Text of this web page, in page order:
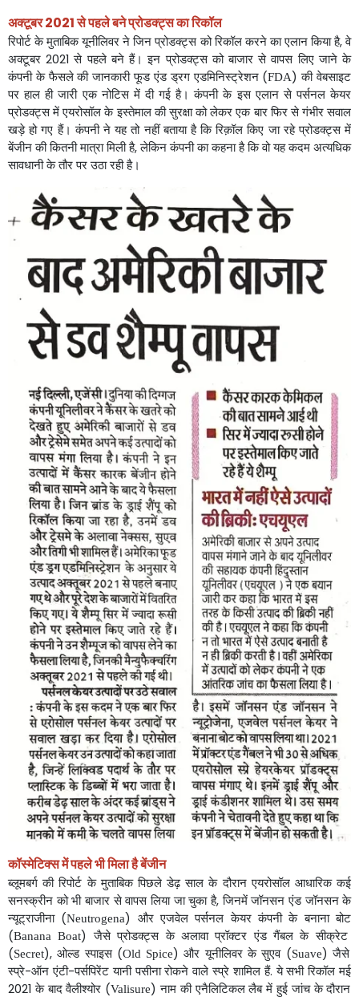
अक्टूबर2021सेपहलेबनेप्रोडक्ट्सकारिकॉल
रिपोर्ट के मुताबिक यूनीलिवर ने जिन प्रोडक्ट्स को रिकॉल करने का एलान किया है,वे
अक्टूबर 2021से पहले बने हैं। इन प्रोडक्ट्स को बाजार से वापस लिए जाने के
कंपनी के फैसले की जानकारी फूड एंड ड्रग एडमिनिस्ट्रेशन(FDA)की वेबसाइट
पर हाल ही जारी एक नोटिस में दी गई है। कंपनी के इस एलान से पर्सनल केयर
प्रोडक्ट्स में एयरोसॉल के इस्तेमाल की सुरक्षा को लेकर एक बार फिर से गंभीर सवाल
खड़े हो गए हैं। कंपनी ने यह तो नहीं बताया है कि रिक़ॉल किए जा रहे प्रोडक्ट्स में
बेंजीन की कितनी मात्रा मिली है,लेकिन कंपनी का कहना है कि वो यह कदम अत्यधिक
सावधानी के तौर पर उठा रही है।
कॉस्मेटिक्समेंपहलेभीमिलाहैबेंजीन
ब्लूमबर्ग की रिपोर्ट के मुताबिक पिछले डेढ़ साल के दौरान एयरोसॉल आधारिक कई
सनस्क्रीन को भी बाजार से वापस लिया जा चुका है,जिनमें जॉनसन एंड जॉनसन के
न्यूट्राजीना(Neutrogena) और एजवेल पर्सनल केयर कंपनी के बनाना बोट
(Banana Boat)जैसे प्रोडक्ट्स के अलावा प्रॉक्टर एंड गैंबल के सीक्रेट
(Secret),ओल्ड स्पाइस(Old Spice)और यूनीलिवर के सुएव(Suave)जैसे
स्प्रे-ऑन एंटी-पर्सपिरेंट यानी पसीना रोकने वाले स्प्रे शामिल हैं.ये सभी रिकॉल मई
2021के बाद वैलीश्योर (Valisure)नाम की एनैलिटिकल लैब में हुई जांच के दौरान